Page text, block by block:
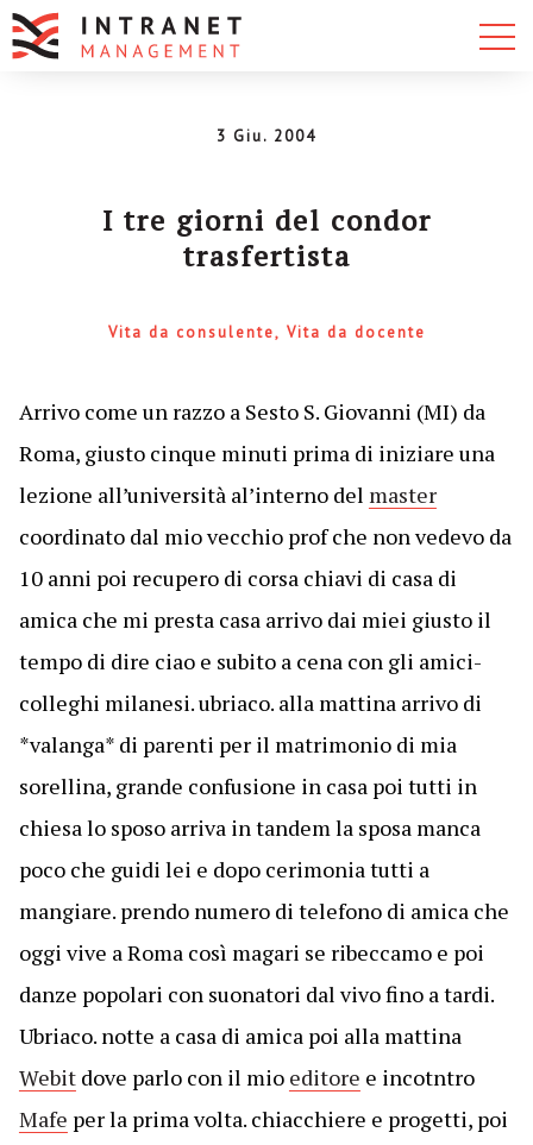
3 Giu. 2004
I tre giorni del condor
trasfertista
Vita da consulente Vita da docente
Arrivo come un razzo a Sesto S. Giovanni (MI) da
Roma, giusto cinque minuti prima di iniziare una
lezione all’università al’interno del master
coordinato dal mio vecchio prof che non vedevo da
10 anni poi recupero di corsa chiavi di casa di
amica che mi presta casa arrivo dai miei giusto il
tempo di dire ciao e subito a cena con gli amici-
colleghi milanesi. ubriaco. alla mattina arrivo di
*valanga* di parenti per il matrimonio di mia
sorellina, grande confusione in casa poi tutti in
chiesa lo sposo arriva in tandem la sposa manca
poco che guidi lei e dopo cerimonia tutti a
mangiare. prendo numero di telefono di amica che
oggi vive a Roma così magari se ribeccamo e poi
danze popolari con suonatori dal vivo fino a tardi.
Ubriaco. notte a casa di amica poi alla mattina
Webitdove parlo con il mio editore e incotntro
Mafe per la prima volta. chiacchiere e progetti, poi